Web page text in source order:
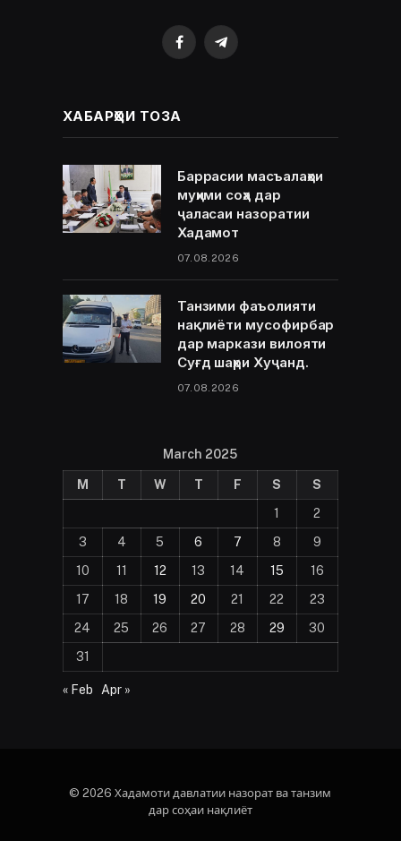
FacebookTelegram
ХАБАРҲОИ ТОЗА
Баррасии масъалаҳои
муҳими соҳа дар
ҷаласаи назоратии
Хадамот
07.08.2026
Танзими фаъолияти
нақлиёти мусофирбар
дар маркази вилояти
Суғд шаҳри Хуҷанд.
07.08.2026
March 2025
M T W T F S
S
1
2
3
4 5 6 7 8
9
10
11 12 13 14 15
16
17
18 19 20 21 22
23
24
25 26 27 28 29
30
31
« Feb Apr »
© 2026 Хадамоти давлатии назорат ва танзим
дар соҳаи нақлиёт